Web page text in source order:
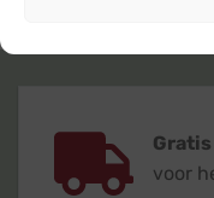
Gratis
voor